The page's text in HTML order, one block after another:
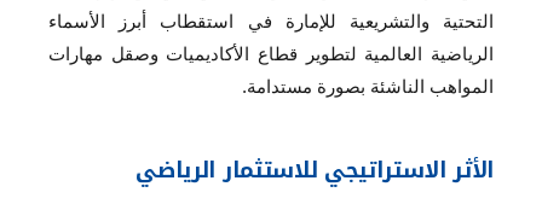
التحتية والتشريعية للإمارة في استقطاب أبرز الأسماء
الرياضية العالمية لتطوير قطاع الأكاديميات وصقل مهارات
المواهب الناشئة بصورة مستدامة.
الأثر الاستراتيجي للاستثمار الرياضي